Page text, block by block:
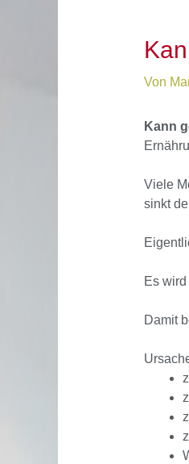
Von
Kann
Viele
sinkt
Es
Damit